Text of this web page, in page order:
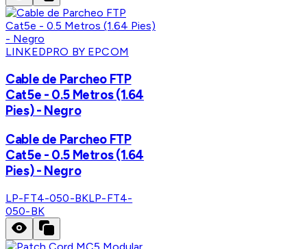
LINKEDPRO BY EPCOM
Cable de Parcheo FTP
Cat5e - 0.5 Metros (1.64
Pies) - Negro
Cable de Parcheo FTP
Cat5e - 0.5 Metros (1.64
Pies) - Negro
LP-FT4-050-BKLP-FT4-
050-BK